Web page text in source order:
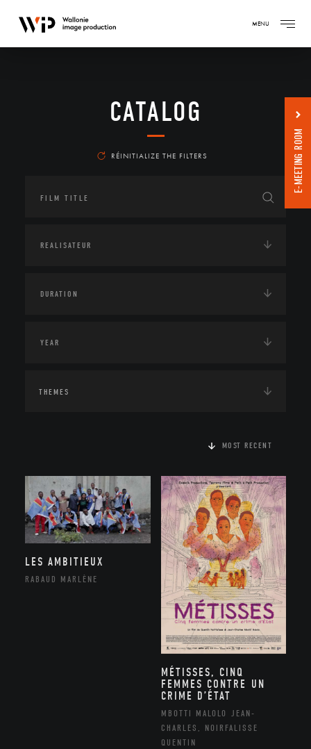
MENU
CATALOG
RÉINITIALIZE THE FILTERS
THEMES
MOST RECENT
LES AMBITIEUX
RABAUD MARLÈNE
MÉTISSES, CINQ
FEMMES CONTRE UN
CRIME D’ÉTAT
MBOTTI MALOLO JEAN-
CHARLES, NOIRFALISSE
QUENTIN
E-MEETING ROOM